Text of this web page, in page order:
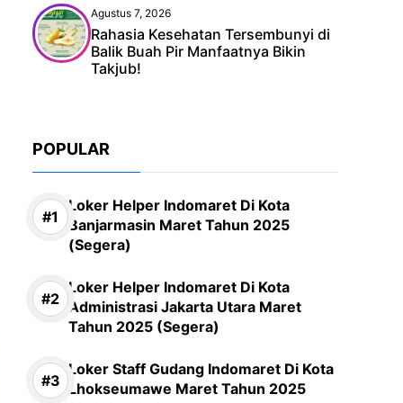
Agustus 7, 2026
Rahasia Kesehatan Tersembunyi di
Balik Buah Pir Manfaatnya Bikin
Takjub!
POPULAR
Loker Helper Indomaret Di Kota
Banjarmasin Maret Tahun 2025
(Segera)
Loker Helper Indomaret Di Kota
Administrasi Jakarta Utara Maret
Tahun 2025 (Segera)
Loker Staff Gudang Indomaret Di Kota
Lhokseumawe Maret Tahun 2025